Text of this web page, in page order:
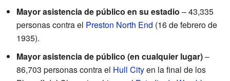
Mayor asistencia de público en su estadio – 43,335
personas contra el Preston North End (16 de febrero de
1935).
Mayor asistencia de público (en cualquier lugar)–
86,703 personas contra el Hull Cityen la final de los